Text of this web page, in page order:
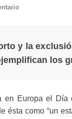
y la
los
en Europa el
ésta como “un